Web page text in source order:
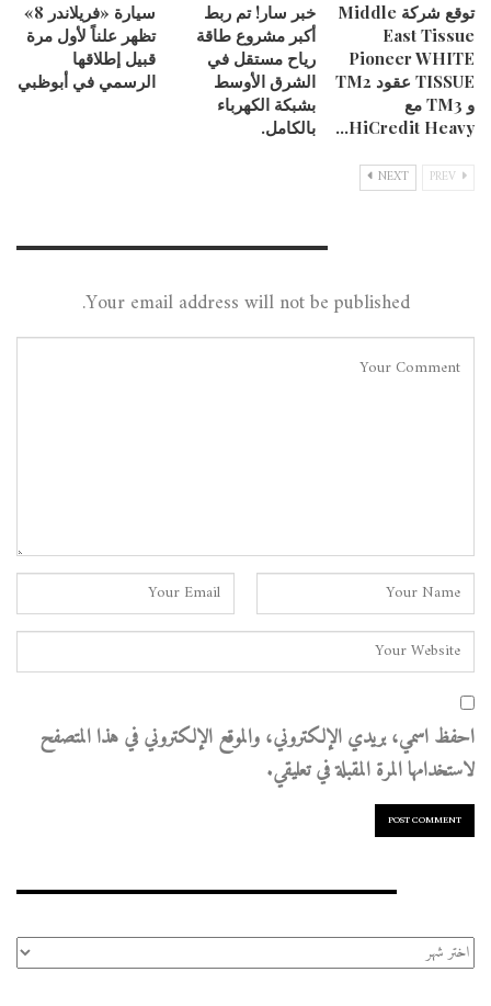
توقع شركة Middle
East Tissue
Pioneer WHITE
TISSUE عقود TM2
و TM3 مع
HiCredit Heavy…
خبر سار! تم ربط
أكبر مشروع طاقة
رياح مستقل في
الشرق الأوسط
بشبكة الكهرباء
بالكامل.
سيارة «فريلاندر 8»
تظهر علناً لأول مرة
قبيل إطلاقها
الرسمي في أبوظبي
NEXT
Your email address will not be published.
احفظ اسمي، بريدي الإلكتروني، والموقع الإلكتروني في هذا المتصفح
لاستخدامها المرة المقبلة في تعليقي.
الأرشيف